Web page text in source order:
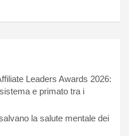
Leaders Awards 2026:
e primato tra i
la salute mentale dei